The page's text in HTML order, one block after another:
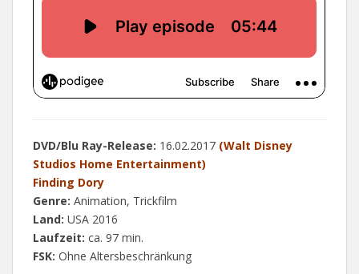
DVD/Blu Ray-Release: 16.02.2017 (Walt Disney
Studios Home Entertainment)
Finding Dory
Genre: Animation, Trickfilm
Land: USA 2016
Laufzeit: ca. 97 min.
FSK: Ohne Altersbeschränkung